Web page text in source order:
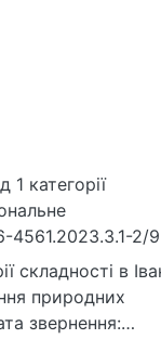
категорії
4561.2023.3.1-2/9
складності в
природних
звернення: